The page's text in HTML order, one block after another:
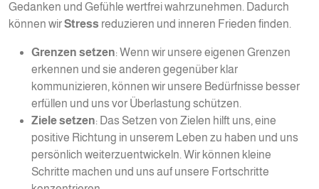
Gedanken und Gefühle wertfrei wahrzunehmen. Dadurch
können wirStress reduzieren und inneren Frieden finden.
Grenzen setzen: Wenn wir unsere eigenen Grenzen
erkennen und sie anderen gegenüber klar
kommunizieren, können wir unsere Bedürfnisse besser
erfüllen und uns vor Überlastung schützen.
Ziele setzen: Das Setzen von Zielen hilft uns, eine
positive Richtung in unserem Leben zu haben und uns
persönlich weiterzuentwickeln. Wir können kleine
Schritte machen und uns auf unsere Fortschritte